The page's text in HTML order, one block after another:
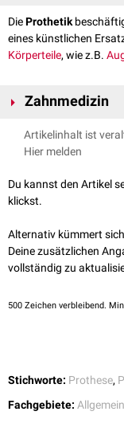
DieProthetik
eines künstlichen
Körperteile, wie z.B.
Zahnmedizin
Verhältnisse dient. Bei
Prothesen
Artikelinhalt ist
Hier melden
Du kannst den Artikel
klickst.
Alternativ kümmert
Deine zusätzlichen
vollständig zu
500 Zeichen verbleibend.
Stichworte: Prothese,
Fachgebiete: